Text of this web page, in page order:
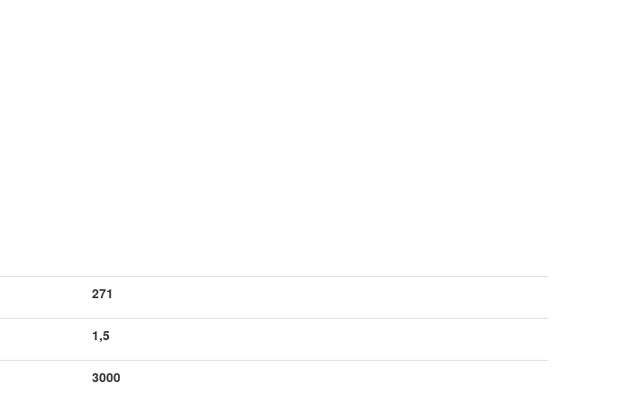
271
1,5
3000